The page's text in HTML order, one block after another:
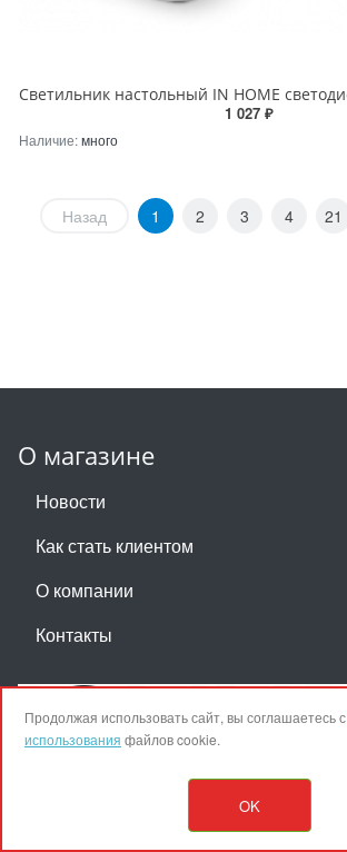
1 027 ₽
Наличие:много
Назад 1 2 3 4 21
О магазине
Новости
Как стать клиентом
О компании
Контакты
Продолжая использовать сайт, вы соглашаетесь с
использования файлов cookie.
OK